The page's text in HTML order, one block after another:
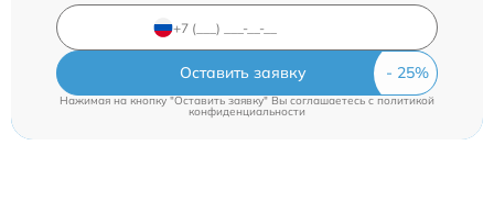
Оставить заявку
Нажимая на кнопку "Оставить заявку" Вы соглашаетесь cполитикой
конфиденциальности